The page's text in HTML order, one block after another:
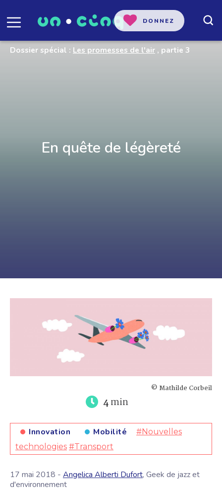
DONNEZ
Dossier spécial : Les promesses de l'air , partie 3
En quête de légèreté
© Mathilde Corbeil
4min
Innovation Mobilité
#Nouvelles
technologies #Transport
17 mai 2018 - Angelica Alberti Dufort, Geek de jazz et
d'environnement